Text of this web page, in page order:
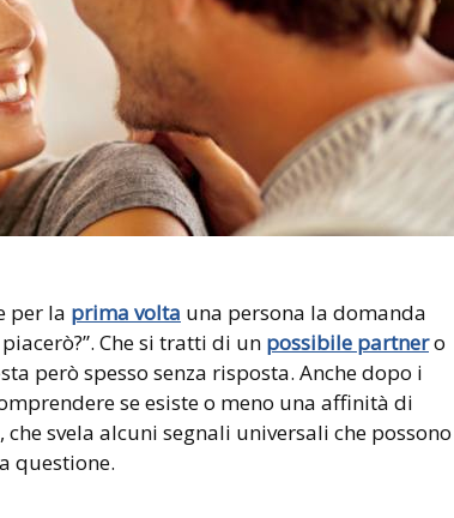
per la prima volta una persona la domanda
Che si tratti di un possibile partnero
però spesso senza risposta. Anche dopo i
se esiste o meno una affinità di
svela alcuni segnali universali che possono
questione.